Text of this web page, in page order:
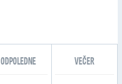
ODPOLEDNE VEČER